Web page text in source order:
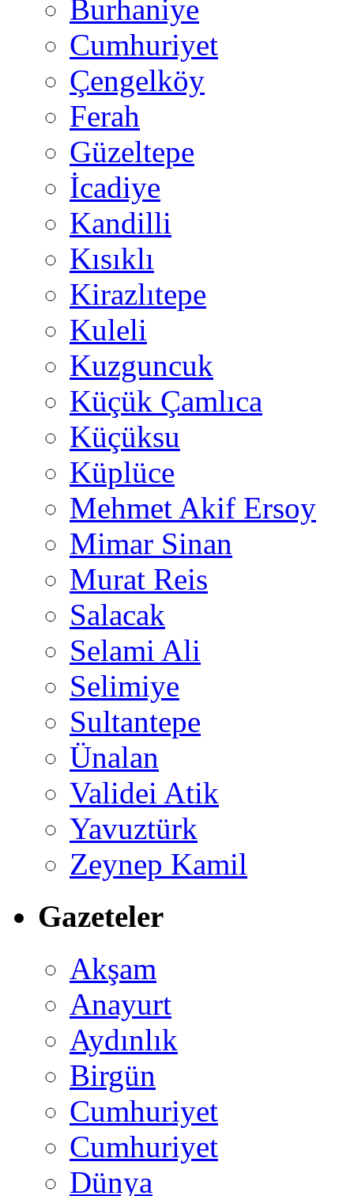
Burhaniye
Cumhuriyet
Çengelköy
Ferah
Güzeltepe
İcadiye
Kandilli
Kısıklı
Kirazlıtepe
Kuleli
Kuzguncuk
Küçük Çamlıca
Küçüksu
Küplüce
Mehmet Akif Ersoy
Mimar Sinan
Murat Reis
Salacak
Selami Ali
Selimiye
Sultantepe
Ünalan
Validei Atik
Yavuztürk
Zeynep Kamil
Gazeteler
Akşam
Anayurt
Aydınlık
Birgün
Cumhuriyet
Cumhuriyet
Dünya